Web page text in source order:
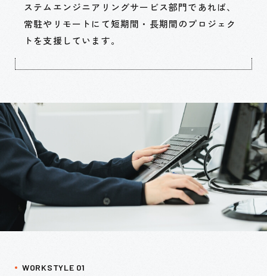
ステムエンジニアリングサービス部門であれば、
常駐やリモートにて短期間・長期間のプロジェク
トを支援しています。
WORKSTYLE 01